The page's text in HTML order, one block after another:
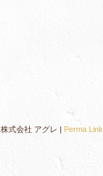
株式会社 アグレ | Perma Link